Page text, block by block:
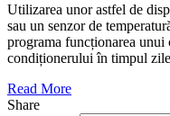
Utilizarea unor astfel de
sau un senzor de
programa funcționarea unui
condiționerului în timpul
Read More
Share